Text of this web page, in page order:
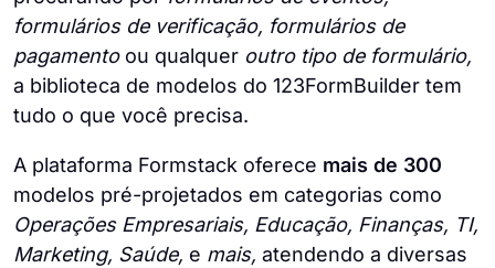
formulários de verificação, formulários de
pagamentoou qualquer outro tipo de formulário,
a biblioteca de modelos do 123FormBuilder tem
tudo o que você precisa.
A plataforma Formstack oferece mais de 300
modelos pré-projetados em categorias como
Operações Empresariais, Educação, Finanças, TI,
Marketing, Saúde, e mais, atendendo a diversas